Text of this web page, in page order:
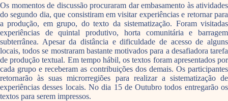
Os momentos de discussão procuraram dar embasamento às atividades
do segundo dia, que consistiram em visitar experiências e retornar para
a produção, em grupo, do texto da sistematização. Foram visitadas
experiências de quintal produtivo, horta comunitária e barragem
subterrânea. Apesar da distância e dificuldade de acesso de alguns
locais, todos se mostraram bastante motivados para a desafiadora tarefa
de produção textual. Em tempo hábil, os textos foram apresentados por
cada grupo e receberam as contribuições dos demais. Os participantes
retornarão às suas microrregiões para realizar a sistematização de
experiências desses locais. No dia 15 de Outubro todos entregarão os
textos para serem impressos.